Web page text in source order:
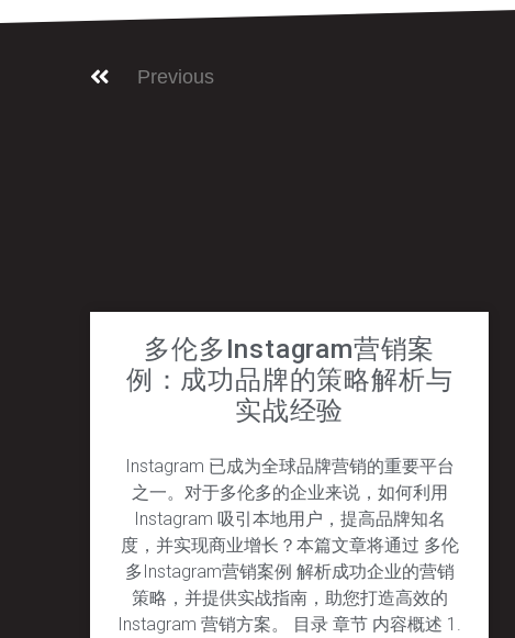
Previous
多伦多Instagram营销案
例：成功品牌的策略解析与
实战经验
Instagram 已成为全球品牌营销的重要平台
之一。对于多伦多的企业来说，如何利用
Instagram 吸引本地用户，提高品牌知名
度，并实现商业增长？本篇文章将通过 多伦
多Instagram营销案例 解析成功企业的营销
策略，并提供实战指南，助您打造高效的
Instagram 营销方案。 目录 章节 内容概述 1.